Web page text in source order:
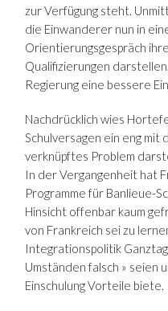
zur Verfügung steht.
die Einwanderer nun in
Orientierungsgespräch
Qualifizierungen
Regierung eine bessere
Nachdrücklich wies
Schulversagen ein eng
verknüpftes Problem
In der Vergangenheit hat
Programme für Banlieue-
Hinsicht offenbar kaum
von Frankreich sei zu
Integrationspolitik
Umständen falsch » seien
Einschulung Vorteile biete.